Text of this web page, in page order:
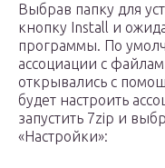
Выбрав папку для
кнопку Install и
программы. По
ассоциации с
открывались с
будет настроить
запустить 7zip и
«Настройки»: